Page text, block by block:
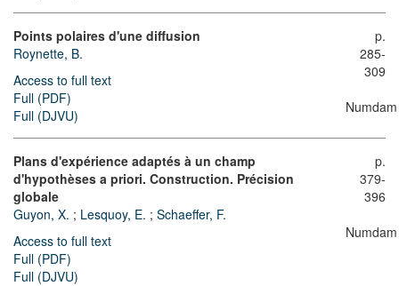
Points polaires d'une diffusion
Roynette, B.
Access to full text
Full (PDF)
Full (DJVU)
p.
285-
309
Numdam
Plans d'expérience adaptés à un champ
d'hypothèses a priori. Construction. Précision
globale
Guyon, X. ; Lesquoy, E. ; Schaeffer, F.
Access to full text
Full (PDF)
Full (DJVU)
p.
379-
396
Numdam